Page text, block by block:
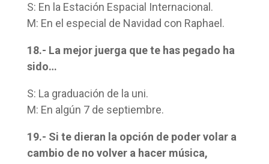
S: En la Estación Espacial Internacional.
M: En el especial de Navidad con Raphael.
18.- La mejor juerga que te has pegado ha
sido…
S: La graduación de la uni.
M: En algún 7 de septiembre.
19.- Si te dieran la opción de poder volar a
cambio de no volver a hacer música,